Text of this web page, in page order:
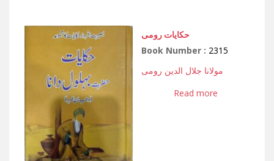
حکایات رومی
Book Number : 2315
مولانا جلال الدین رومی
Read more